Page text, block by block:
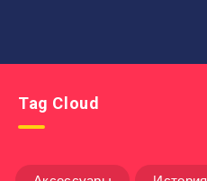
Tag Cloud